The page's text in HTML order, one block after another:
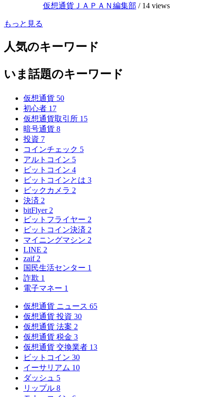
仮想通貨ＪＡＰＡＮ編集部 / 14 views
もっと見る
人気のキーワード
いま話題のキーワード
仮想通貨 50
初心者 17
仮想通貨取引所 15
暗号通貨 8
投資 7
コインチェック 5
アルトコイン 5
ビットコイン 4
ビットコインとは 3
ビックカメラ 2
決済 2
bitFlyer 2
ビットフライヤー 2
ビットコイン決済 2
マイニングマシン 2
LINE 2
zaif 2
国民生活センター 1
詐欺 1
電子マネー 1
仮想通貨 ニュース 65
仮想通貨 投資 30
仮想通貨 法案 2
仮想通貨 税金 3
仮想通貨 交換業者 13
ビットコイン 30
イーサリアム 10
ダッシュ 5
リップル 8